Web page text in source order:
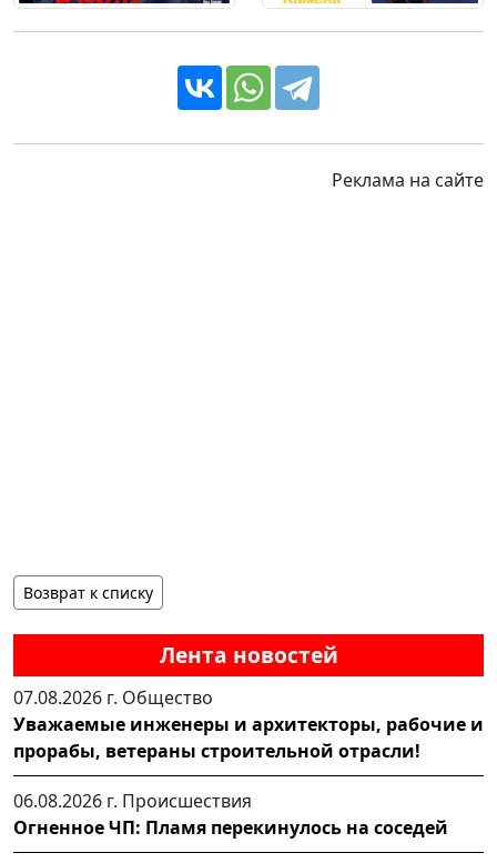
Лента новостей
07.08.2026 г. Общество
Уважаемые инженеры и архитекторы, рабочие и
прорабы, ветераны строительной отрасли!
06.08.2026 г. Происшествия
Огненное ЧП: Пламя перекинулось на соседей
Реклама на сайте
Возврат к списку